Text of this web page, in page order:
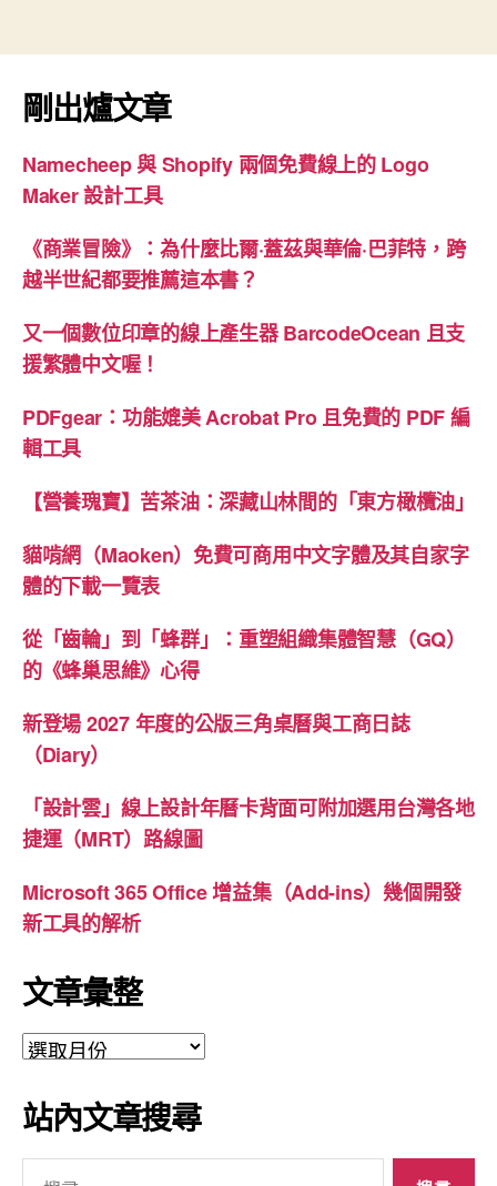
式
升
分
頁
剛出爐文章
Namecheep 與 Shopify 兩個免費線上的 Logo
Maker 設計工具
《商業冒險》：為什麼比爾·蓋茲與華倫·巴菲特，跨
越半世紀都要推薦這本書？
又一個數位印章的線上產生器 BarcodeOcean 且支
援繁體中文喔！
PDFgear：功能媲美 Acrobat Pro 且免費的 PDF 編
輯工具
【營養瑰寶】苦茶油：深藏山林間的「東方橄欖油」
貓啃網（Maoken）免費可商用中文字體及其自家字
體的下載一覽表
從「齒輪」到「蜂群」：重塑組織集體智慧（GQ）
的《蜂巢思維》心得
新登場 2027 年度的公版三角桌曆與工商日誌
（Diary）
「設計雲」線上設計年曆卡背面可附加選用台灣各地
捷運（MRT）路線圖
Microsoft 365 Office 增益集（Add-ins）幾個開發
新工具的解析
文章彙整
文
彙
整
站內文章搜尋